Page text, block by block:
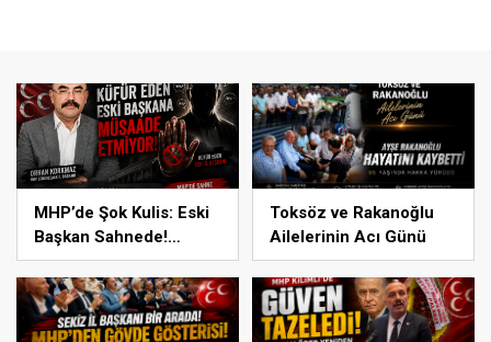
MHP’de Şok Kulis: Eski
Başkan Sahnede!
Korkmaz Yol Vermiyor
Toksöz ve Rakanoğlu
Ailelerinin Acı Günü